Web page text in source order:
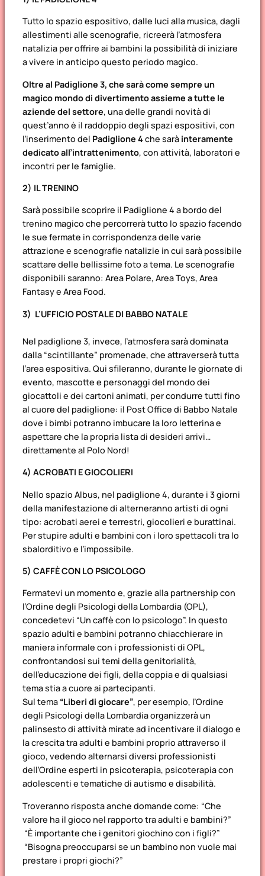
Tutto lo spazio espositivo, dalle luci alla musica, dagli
allestimenti alle scenografie, ricreerà l’atmosfera
natalizia per offrire ai bambini la possibilità di iniziare
a vivere in anticipo questo periodo magico.
Oltre al Padiglione 3, che sarà come sempre un
magico mondo di divertimento assieme a tutte le
aziende del settore, una delle grandi novità di
quest’anno è il raddoppio degli spazi espositivi, con
l’inserimento del Padiglione 4 che sarà interamente
dedicato all’intrattenimento, con attività, laboratori e
incontri per le famiglie.
2) IL TRENINO
Sarà possibile scoprire il Padiglione 4 a bordo del
trenino magico che percorrerà tutto lo spazio facendo
le sue fermate in corrispondenza delle varie
attrazione e scenografie natalizie in cui sarà possibile
scattare delle bellissime foto a tema. Le scenografie
disponibili saranno: Area Polare, Area Toys, Area
Fantasy e Area Food.
3) L’UFFICIO POSTALE DI BABBO NATALE
Nel padiglione 3, invece, l’atmosfera sarà dominata
dalla “scintillante” promenade, che attraverserà tutta
l’area espositiva. Qui sfileranno, durante le giornate di
evento, mascotte e personaggi del mondo dei
giocattoli e dei cartoni animati, per condurre tutti fino
al cuore del padiglione: il Post Office di Babbo Natale
dove i bimbi potranno imbucare la loro letterina e
aspettare che la propria lista di desideri arrivi…
direttamente al Polo Nord!
4) ACROBATI E GIOCOLIERI
Nello spazio Albus, nel padiglione 4, durante i 3 giorni
della manifestazione di alterneranno artisti di ogni
tipo: acrobati aerei e terrestri, giocolieri e burattinai.
Per stupire adulti e bambini con i loro spettacoli tra lo
sbalorditivo e l’impossibile.
5) CAFFÈ CON LO PSICOLOGO
Fermatevi un momento e, grazie alla partnership con
l’Ordine degli Psicologi della Lombardia (OPL),
concedetevi “Un caffè con lo psicologo”. In questo
spazio adulti e bambini potranno chiacchierare in
maniera informale con i professionisti di OPL,
confrontandosi sui temi della genitorialità,
dell’educazione dei figli, della coppia e di qualsiasi
tema stia a cuore ai partecipanti.
Sul tema “Liberi di giocare”, per esempio, l’Ordine
degli Psicologi della Lombardia organizzerà un
palinsesto di attività mirate ad incentivare il dialogo e
la crescita tra adulti e bambini proprio attraverso il
gioco, vedendo alternarsi diversi professionisti
dell’Ordine esperti in psicoterapia, psicoterapia con
adolescenti e tematiche di autismo e disabilità.
Troveranno risposta anche domande come: “Che
valore ha il gioco nel rapporto tra adulti e bambini?”
“È importante che i genitori giochino con i figli?”
“Bisogna preoccuparsi se un bambino non vuole mai
prestare i propri giochi?”